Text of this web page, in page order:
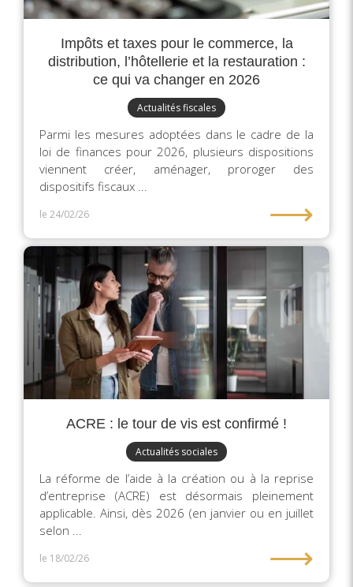
Impôts et taxes pour le commerce, la
distribution, l’hôtellerie et la restauration :
ce qui va changer en 2026
Actualités fiscales
Parmi les mesures adoptées dans le cadre de la
loi de finances pour 2026, plusieurs dispositions
viennent créer, aménager, proroger des
dispositifs fiscaux ...
le 24/02/26 ⟶
ACRE : le tour de vis est confirmé !
Actualités sociales
La réforme de l’aide à la création ou à la reprise
d’entreprise (ACRE) est désormais pleinement
applicable. Ainsi, dès 2026 (en janvier ou en juillet
selon ...
le 18/02/26 ⟶